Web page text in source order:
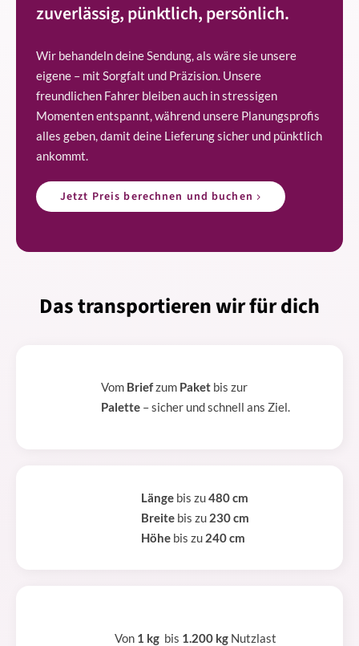
zuverlässig, pünktlich, persönlich.
Wir behandeln deine Sendung, als wäre sie unsere
eigene – mit Sorgfalt und Präzision. Unsere
freundlichen Fahrer bleiben auch in stressigen
Momenten entspannt, während unsere Planungsprofis
alles geben, damit deine Lieferung sicher und pünktlich
ankommt.
Jetzt Preis berechnen und buchen
Das transportieren wir für dich
Vom Briefzum Paketbis zur
Palette– sicher und schnell ans Ziel.
Länge bis zu480 cm
Breite bis zu 230 cm
Höhe bis zu 240 cm
Von 1 kgbis 1.200 kgNutzlast